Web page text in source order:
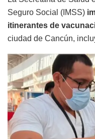
Seguro Social (IMSS)
itinerantes de
ciudad de Cancún,